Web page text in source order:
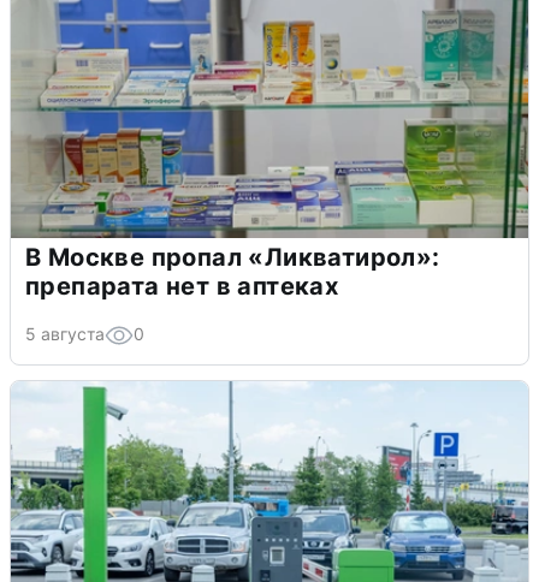
В Москве пропал «Ликватирол»:
препарата нет в аптеках
5 августа 0